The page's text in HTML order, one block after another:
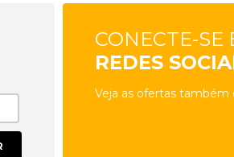
CONECTE-SE
REDES
Veja as ofertas também